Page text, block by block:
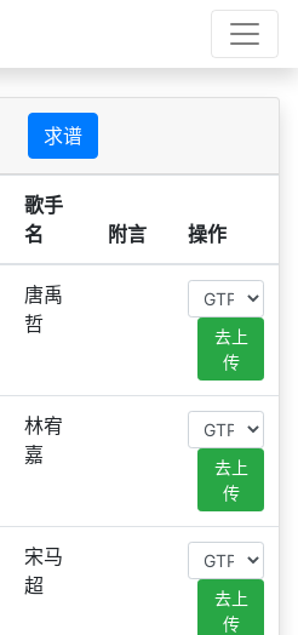
求谱
歌手
名
附言 操作
唐禹
哲
去上
传
林宥
嘉
去上
传
宋马
超
去上
传